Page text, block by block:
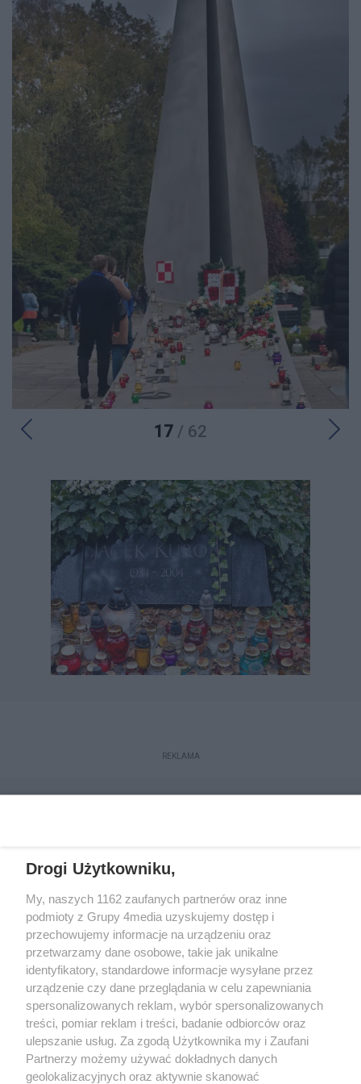
17 / 62
REKLAMA
Reklama Kontakt Regulamin
Dystrybucja
Regulamin prenumeraty
Polityka Prywatności
Zapisz się do newslettera
Dołącz do grona ludzi najlepiej poinformowanych!
Drogi Użytkowniku,
My, naszych 1162 zaufanych partnerów oraz inne
podmioty z Grupy 4media uzyskujemy dostęp i
przechowujemy informacje na urządzeniu oraz
przetwarzamy dane osobowe, takie jak unikalne
identyfikatory, standardowe informacje wysyłane przez
urządzenie czy dane przeglądania w celu zapewniania
spersonalizowanych reklam, wybór spersonalizowanych
treści, pomiar reklam i treści, badanie odbiorców oraz
ulepszanie usług. Za zgodą Użytkownika my i Zaufani
Partnerzy możemy używać dokładnych danych
geolokalizacyjnych oraz aktywnie skanować